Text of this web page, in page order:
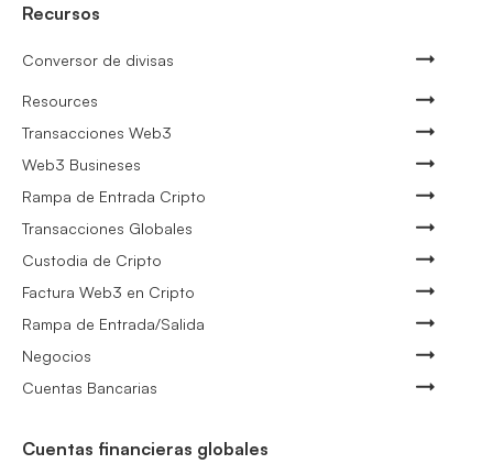
Recursos
Conversor de divisas
Resources
Transacciones Web3
Web3 Busineses
Rampa de Entrada Cripto
Transacciones Globales
Custodia de Cripto
Factura Web3 en Cripto
Rampa de Entrada/Salida
Negocios
Cuentas Bancarias
Cuentas financieras globales